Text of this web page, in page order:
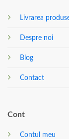
Livrarea
Despre noi
Blog
Contact
Cont
Contul meu